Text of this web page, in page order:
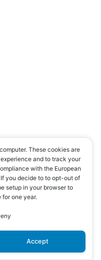
These cookies are
and to track your
with the European
you decide to to opt-out of
setup in your browser to
for one year.
Accept